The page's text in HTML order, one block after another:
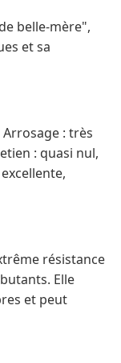
belle-mère",
et sa
: très
: quasi nul,
résistance
Elle
et peut